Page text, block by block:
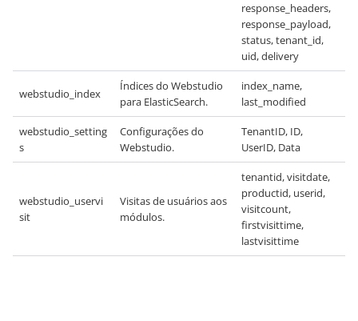
response_headers,
response_payload,
status, tenant_id,
uid, delivery
webstudio_index
Índices do Webstudio
para ElasticSearch.
index_name,
last_modified
webstudio_setting
s
Configurações do
Webstudio.
TenantID, ID,
UserID, Data
webstudio_uservi
sit
Visitas de usuários aos
módulos.
tenantid, visitdate,
productid, userid,
visitcount,
firstvisittime,
lastvisittime